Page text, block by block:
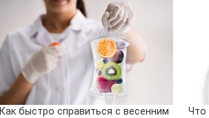
Как быстро справиться с весенним
Что